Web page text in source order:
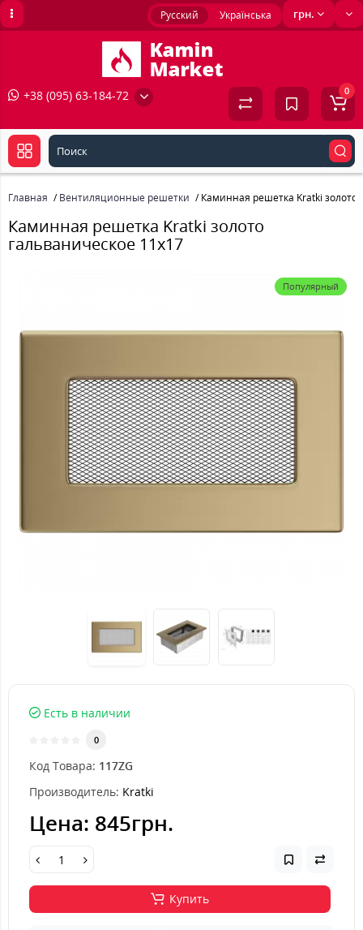
грн.
Русский Українська
+38 (095) 63-184-72 0
Главная Вентиляционные решетки Каминная решетка Kratki золото
Каминная решетка Kratki золото
гальваническое 11x17
Популярный
Есть в наличии
0
Код Товара: 117ZG
Производитель: Kratki
Цена: 845грн.
Купить